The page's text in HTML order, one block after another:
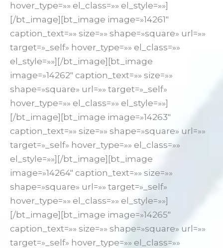
hover_type=»» el_class=»» el_style=»»]
[/bt_image][bt_image image=»14261″
caption_text=»» size=»» shape=»square» url=»»
target=»_self» hover_type=»» el_class=»»
el_style=»»][/bt_image][bt_image
image=»14262″ caption_text=»» size=»»
shape=»square» url=»» target=»_self»
hover_type=»» el_class=»» el_style=»»]
[/bt_image][bt_image image=»14263″
caption_text=»» size=»» shape=»square» url=»»
target=»_self» hover_type=»» el_class=»»
el_style=»»][/bt_image][bt_image
image=»14264″ caption_text=»» size=»»
shape=»square» url=»» target=»_self»
hover_type=»» el_class=»» el_style=»»]
[/bt_image][bt_image image=»14265″
caption_text=»» size=»» shape=»square» url=»»
target=»_self» hover_type=»» el_class=»»